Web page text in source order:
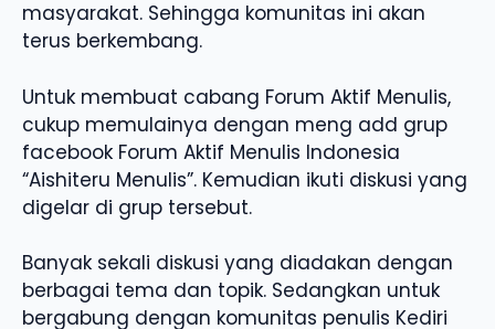
masyarakat. Sehingga komunitas ini akan
terus berkembang.
Untuk membuat cabang Forum Aktif Menulis,
cukup memulainya dengan meng add grup
facebook Forum Aktif Menulis Indonesia
“Aishiteru Menulis”. Kemudian ikuti diskusi yang
digelar di grup tersebut.
Banyak sekali diskusi yang diadakan dengan
berbagai tema dan topik. Sedangkan untuk
bergabung dengan komunitas penulis Kediri